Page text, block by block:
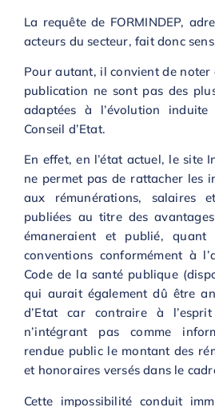
La requête de FORMINDEP,
acteurs du secteur, fait donc
Pour autant, il convient de noter
publication ne sont pas des
adaptées à l’évolution
Conseil d’Etat.
En effet, en l’état actuel, le site
ne permet pas de rattacher les
aux rémunérations, salaires
publiées au titre des
émaneraient et publié,
conventions conformément à
Code de la santé publique
qui aurait également dû être
d’Etat car contraire à
n’intégrant pas comme
rendue public le montant des
et honoraires versés dans le
Cette impossibilité conduit